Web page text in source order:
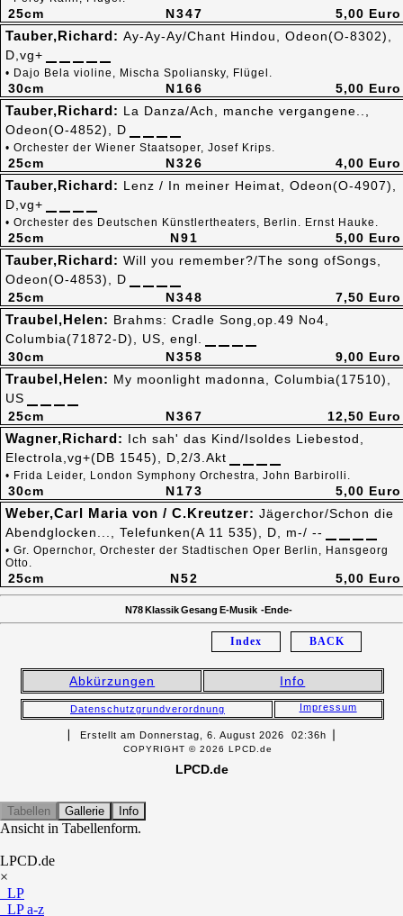
N347
25cm 5,00 Euro
N166
30cm
Tauber,Richard: Ay-Ay-Ay/Chant Hindou, Odeon(O-8302),
D,vg+
• Dajo Bela violine, Mischa Spoliansky, Flügel.
5,00 Euro
N326
25cm
Tauber,Richard: La Danza/Ach, manche vergangene..,
Odeon(O-4852), D
• Orchester der Wiener Staatsoper, Josef Krips.
4,00 Euro
N91
25cm
Tauber,Richard: Lenz / In meiner Heimat, Odeon(O-4907),
D,vg+
• Orchester des Deutschen Künstlertheaters, Berlin. Ernst Hauke.
5,00 Euro
N348
25cm
Tauber,Richard: Will you remember?/The song ofSongs,
Odeon(O-4853), D
7,50 Euro
N358
30cm
Traubel,Helen: Brahms: Cradle Song,op.49 No4,
Columbia(71872-D), US, engl.
9,00 Euro
N367
25cm
Traubel,Helen: My moonlight madonna, Columbia(17510),
US
12,50 Euro
N173
30cm
Wagner,Richard: Ich sah' das Kind/Isoldes Liebestod,
Electrola,vg+(DB 1545), D,2/3.Akt
• Frida Leider, London Symphony Orchestra, John Barbirolli.
5,00 Euro
N52
25cm
Weber,Carl Maria von / C.Kreutzer: Jägerchor/Schon die
Abendglocken..., Telefunken(A 11 535), D, m-/ --
• Gr. Opernchor, Orchester der Stadtischen Oper Berlin, Hansgeorg
Otto.
5,00 Euro
N78 Klassik Gesang E-Musik -Ende-
Index BACK
Abkürzungen Info
Datenschutzgrundverordnung Impressum
▏ Erstellt am Donnerstag, 6. August 2026 02:36h▕
COPYRIGHT © 2026 LPCD.de
LPCD.de
Tabellen Gallerie Info
Ansicht in Tabellenform.
LPCD.de
×
LP
LP a-z